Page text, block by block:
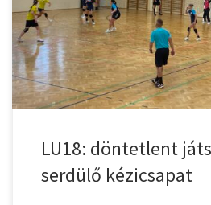
mérkőzésen Szalai Noémi, Komlósi
Tarkovács Réka 6 (1), Barta Zita 6 (3),
Neila […]
LU18: döntetlent
serdülő kézicsapat